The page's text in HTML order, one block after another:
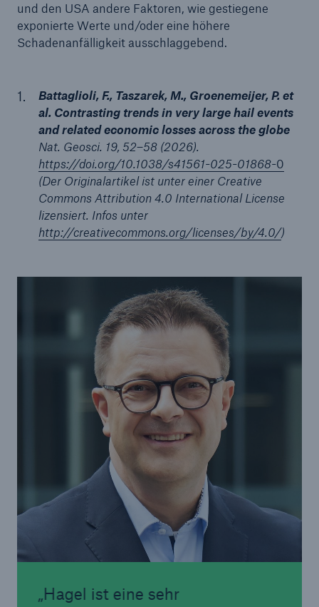
und den USA andere Faktoren, wie gestiegene
exponierte Werte und/oder eine höhere
Schadenanfälligkeit ausschlaggebend.
Battaglioli, F., Taszarek, M., Groenemeijer, P. et
al. Contrasting trends in very large hail events
and related economic losses across the globe
Nat. Geosci. 19, 52–58 (2026).
https://doi.org/10.1038/s41561-025-01868-0
(Der Originalartikel ist unter einer Creative
Commons Attribution 4.0 International License
lizensiert. Infos unter
http://creativecommons.org/licenses/by/4.0/)
Hagel ist eine sehr